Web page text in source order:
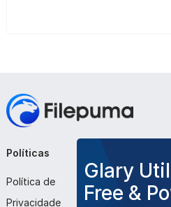
Glary
Free &
Políticas
Política de
Privacidade
Sobre Nós
Contato